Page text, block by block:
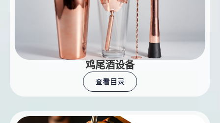
鸡尾酒设备
查看目录